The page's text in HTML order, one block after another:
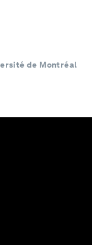
de Montréal